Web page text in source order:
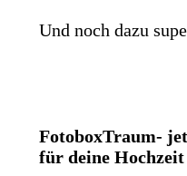
Und noch dazu
FotoboxTraum-
für deine